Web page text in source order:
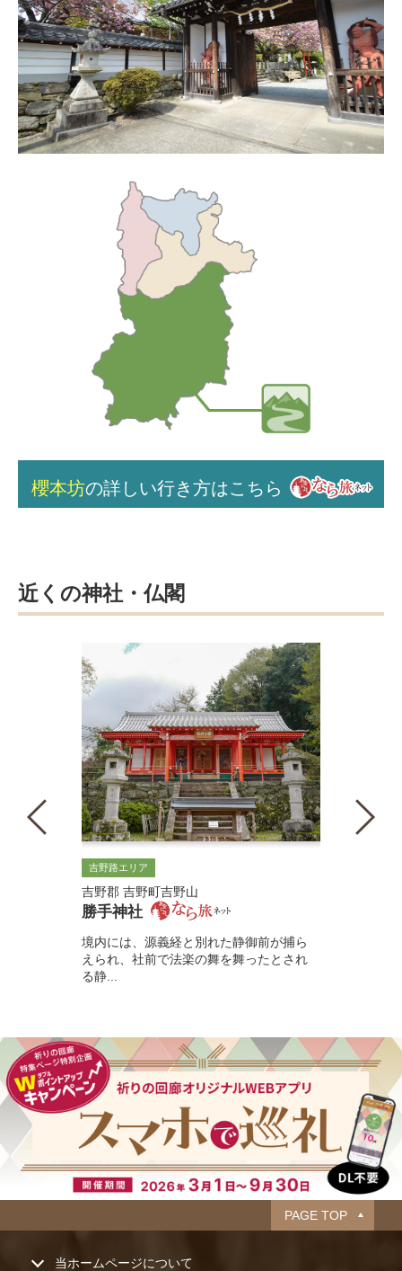
櫻本坊の詳しい行き方はこちら
近くの神社・仏閣
吉野路エリア
吉野郡 吉野町吉野山
勝手神社
境内には、源義経と別れた静御前が捕ら
えられ、社前で法楽の舞を舞ったとされ
る静...
PAGE TOP
当ホームページについて